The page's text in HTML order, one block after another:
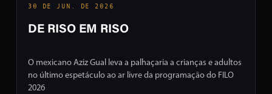
30 DE JUN. DE 2026
DE RISO EM RISO
O mexicano Aziz Gual leva a palhaçaria a crianças e adultos
no último espetáculo ao ar livre da programação do FILO
2026